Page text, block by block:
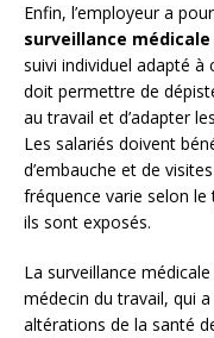
Enfin, l’employeur a
surveillance médicale
suivi individuel adapté à
doit permettre de
au travail et d’adapter
Les salariés doivent
d’embauche et de
fréquence varie selon
ils sont exposés.
La surveillance
médecin du travail, qui
altérations de la santé